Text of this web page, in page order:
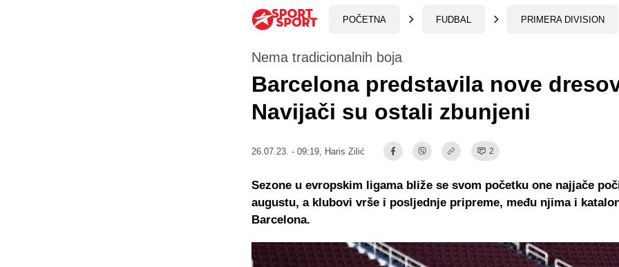
POČETNA FUDBAL PRIMERA DIVISION
Nema tradicionalnih boja
Barcelona predstavila nove
Navijači su ostali zbunjeni
26.07.23. - 09:19, Haris Zilić 2
Sezone u evropskim ligama bliže se svom početku one najjače
augustu, a klubovi vrše i posljednje pripreme, među njima i
Barcelona.